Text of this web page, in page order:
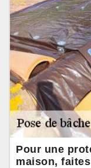
Pour une
maison,